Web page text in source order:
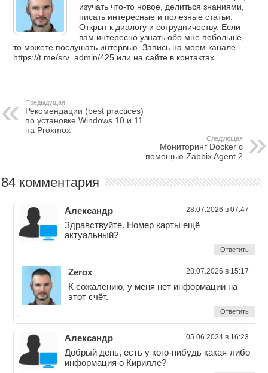
изучать что-то новое, делиться знаниями,
писать интересные и полезные статьи.
Открыт к диалогу и сотрудничеству. Если
вам интересно узнать обо мне побольше,
то можете послушать интервью. Запись на моем канале -
https://t.me/srv_admin/425 или на сайте в контактах.
Предыдущая
Рекомендации (best practices)
по установке Windows 10 и 11
на Proxmox
Следующая
Мониторинг Docker с
помощью Zabbix Agent 2
84 комментария
Александр 28.07.2026 в 07:47
Здравствуйте. Номер карты ещё
актуальный?
Ответить
Zerox 28.07.2026 в 15:17
К сожалению, у меня нет информации на
этот счёт.
Ответить
Александр 05.06.2024 в 16:23
Добрый день, есть у кого-нибудь какая-либо
информация о Кирилле?